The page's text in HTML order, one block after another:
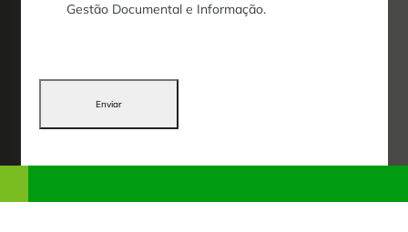
Gestão Documental e Informação.
Enviar